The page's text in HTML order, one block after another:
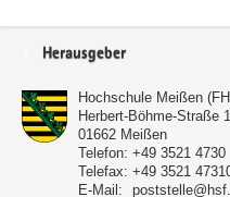
Service
Herausgeber
Hochschule Meißen
Herbert-Böhme-Straße
01662 Meißen
Telefon: +49 3521 4730
Telefax: +49 3521
E-Mail: